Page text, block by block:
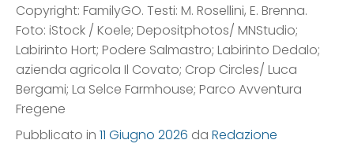
Copyright: FamilyGO. Testi: M. Rosellini, E. Brenna.
Foto: iStock / Koele; Depositphotos/ MNStudio;
Labirinto Hort; Podere Salmastro; Labirinto Dedalo;
azienda agricola Il Covato; Crop Circles/ Luca
Bergami; La Selce Farmhouse; Parco Avventura
Fregene
Pubblicato in 11 Giugno 2026 da Redazione